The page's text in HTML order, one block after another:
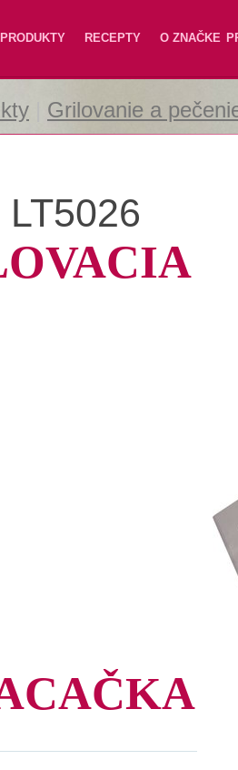
PRODUKTY RECEPTY O ZNAČKE
Grilovanie a
LT5026